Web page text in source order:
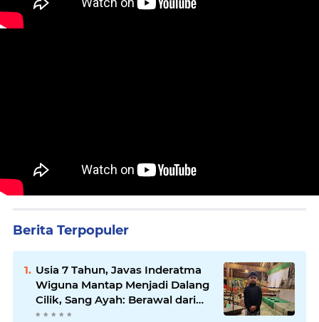
Berita Terpopuler
Usia 7 Tahun, Javas Inderatma
Wiguna Mantap Menjadi Dalang
Cilik, Sang Ayah: Berawal dari
Menonton Wayang di YouTube